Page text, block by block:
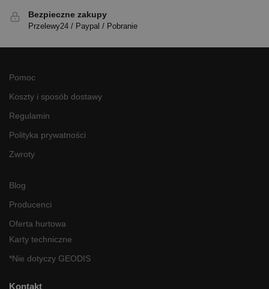
Bezpieczne zakupy
Przelewy24 / Paypal / Pobranie
Pomoc
Koszty i sposób dostawy
Regulamin
Polityka prywatności
Zwroty
Blog
Producenci
Oferta hurtowa
Karty techniczne
*Nie dotyczy GEODIS
Kontakt